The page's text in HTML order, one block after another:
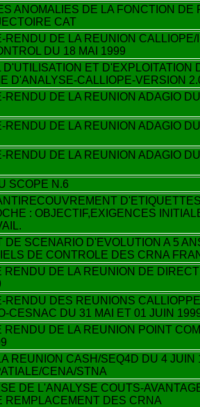
ANOMALIES DE LA FONCTION DE
CAT
RENDU DE LA REUNION CALLIOPE/
DU 18 MAI 1999
D'UTILISATION ET D'EXPLOITATION
D'ANALYSE-CALLIOPE-VERSION
RENDU DE LA REUNION ADAGIO
RENDU DE LA REUNION ADAGIO
RENDU DE LA REUNION ADAGIO
SCOPE N.6
: OBJECTIF,EXIGENCES
DE SCENARIO D'EVOLUTION A 5
DE CONTROLE DES CRNA
RENDU DE LA REUNION DE
RENDU DES REUNIONS
CESNAC DU 31 MAI ET 01 JUIN
RENDU DE LA REUNION POINT
REUNION CASH/SEQ4D DU 4 JUIN
CENA/STNA
DE L'ANALYSE COUTS-
REMPLACEMENT DES CRNA